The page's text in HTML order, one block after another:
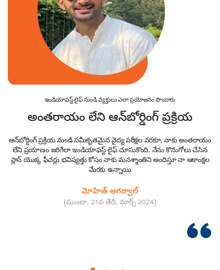
ఇండియాఫస్ట్ లైఫ్ నుండి వ్యక్తులు ఎలా ప్రయోజనం పొందారు
అంతరాయం లేని ఆన్‌బోర్డింగ్ ప్రక్రియ
ఆన్‌బోర్డింగ్ ప్రక్రియ నుండి సమీకృతమైన వైద్య పరీక్షల వరకూ, నాకు అంతరాయం
లేని ప్రయాణం జరిగేలా ఇండియాఫస్ట్ లైఫ్ చూసుకొంది. నేను కొనుగోలు చేసిన
ప్లాన్ యొక్క ఫీచర్లు భవిష్యత్తు కోసం నాకు మనశ్శాంతిని అందిస్తూ నా ఆకాంక్షల
మేరకు ఉన్నాయి
మోహిత్ అగర్వాల్
(ముంబా, 21వ తేదీ, మార్చ్ 2024)